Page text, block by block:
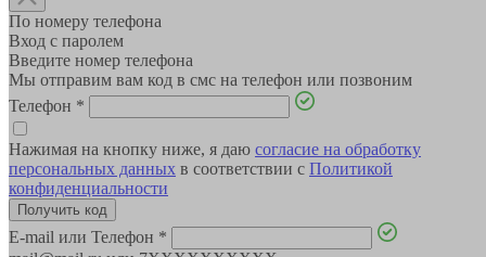
По номеру телефона
Вход с паролем
Введите номер телефона
Мы отправим вам код в смс на телефон или позвоним
Телефон *
Нажимая на кнопку ниже, я даю согласие на обработку
персональных данных в соответствии с Политикой
конфиденциальности
E-mail или Телефон *